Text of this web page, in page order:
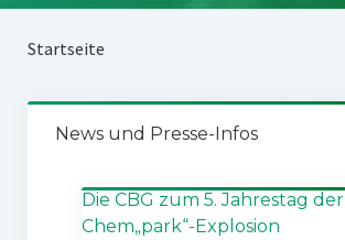
Startseite
News und Presse-Infos
Die CBG zum 5. Jahrestag der
Chem„park“-Explosion